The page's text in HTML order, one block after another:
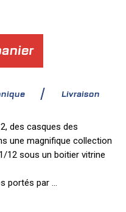
Livraison
des casques des
une magnifique collection
12 sous un boitier vitrine
portés par